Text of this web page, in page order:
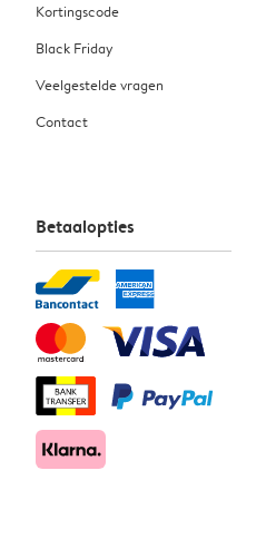
Kortingscode
Black Friday
Veelgestelde vragen
Contact
Betaalopties